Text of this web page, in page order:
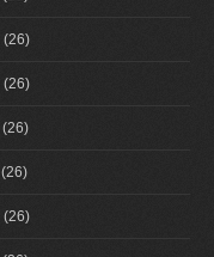
(26)
(26)
(26)
(26)
(26)